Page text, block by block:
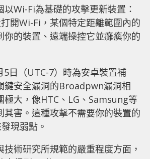
Wi-Fi為基礎的攻擊更新裝置：
開Wi-Fi，某個特定距離範圍內的
你的裝置、遠端操控它並癱瘓你的
日（UTC-7）時為安卓裝置補
鍵安全漏洞的Broadpwn漏洞相
極大，像HTC、LG、Samsung等
其害。這種攻擊不需要你的裝置的
現弱點。
術研究所規範的嚴重程度方面，